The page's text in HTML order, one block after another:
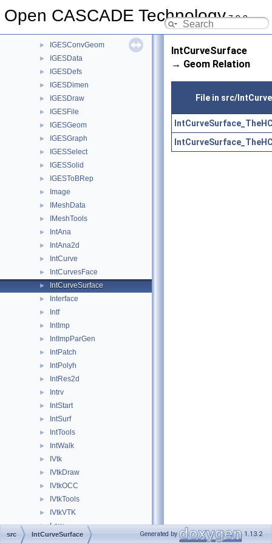
Open CASCADE Technology7.9.0
IGESCAFControl
► IGESConvGeom
► IGESData
► IGESDefs
► IGESDimen
► IGESDraw
► IGESFile
► IGESGeom
► IGESGraph
► IGESSelect
► IGESSolid
► IGESToBRep
► Image
► IMeshData
► IMeshTools
► IntAna
► IntAna2d
► IntCurve
► IntCurvesFace
► IntCurveSurface
► Interface
► Intf
► IntImp
► IntImpParGen
► IntPatch
► IntPolyh
► IntRes2d
► Intrv
► IntStart
► IntSurf
► IntTools
► IntWalk
► IVtk
► IVtkDraw
► IVtkOCC
► IVtkTools
► IVtkVTK
► Law
► LDOM
IntCurveSurface
→ Geom Relation
File in src/
src IntCurveSurface Generated by 1.13.2